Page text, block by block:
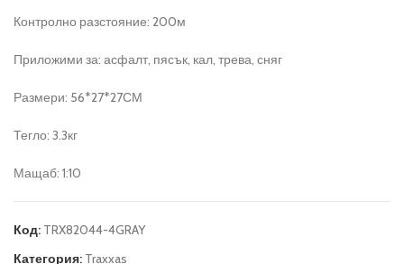
Контролно разстояние: 200м
Приложими за: асфалт, пясък, кал, трева, сняг
Размери: 56*27*27СМ
Тегло: 3.3кг
Мащаб: 1:10
Код: TRX82044-4GRAY
Категория: Traxxas